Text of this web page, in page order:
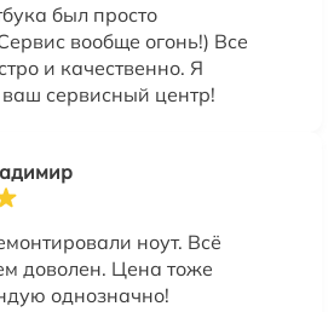
был просто
вообще огонь!) Все
и качественно. Я
сервисный центр!
ноут. Всё
доволен. Цена тоже
однозначно!